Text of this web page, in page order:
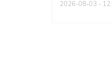
2026-08-03 -